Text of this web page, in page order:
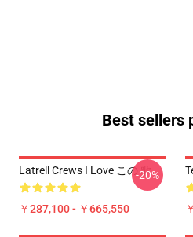
Best sellers
Latrell Crews I Love この 歌
￥287,100 - ￥665,550
-20%